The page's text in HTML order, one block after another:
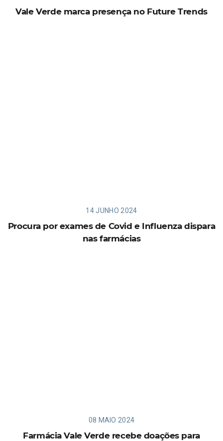
Vale Verde marca presença no Future Trends
14 JUNHO 2024
Procura por exames de Covid e Influenza dispara
nas farmácias
08 MAIO 2024
Farmácia Vale Verde recebe doações para